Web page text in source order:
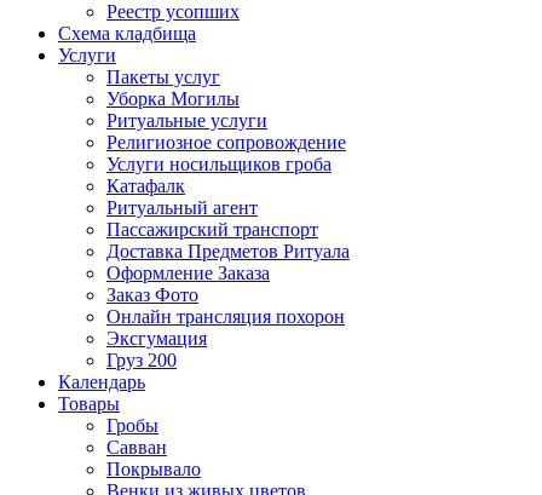
Реестр усопших
Схема кладбища
Услуги
Пакеты услуг
Уборка Могилы
Ритуальные услуги
Религиозное сопровождение
Услуги носильщиков гроба
Катафалк
Ритуальный агент
Пассажирский транспорт
Доставка Предметов Ритуала
Оформление Заказа
Заказ Фото
Онлайн трансляция похорон
Эксгумация
Груз 200
Календарь
Товары
Гробы
Савван
Покрывало
Венки из живых цветов